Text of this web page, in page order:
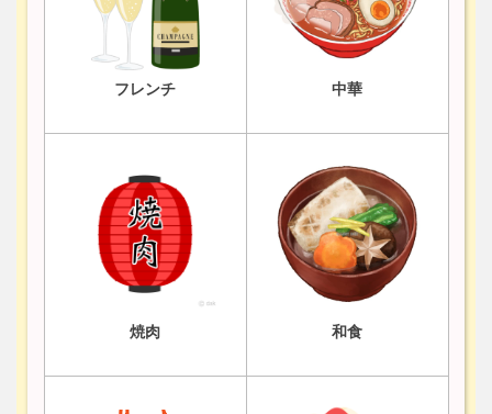
フレンチ 中華
焼肉 和食